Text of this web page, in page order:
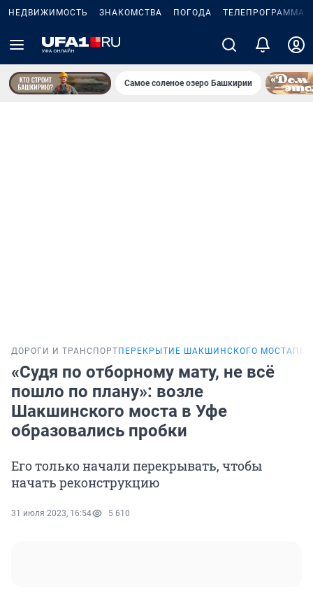
НЕДВИЖИМОСТЬ ЗНАКОМСТВА ПОГОДА ТЕЛЕПРОГРАММА
Самое соленое озеро Башкирии
ДОРОГИ И ТРАНСПОРТ ПЕРЕКРЫТИЕ ШАКШИНСКОГО МОСТА
«Судя по отборному мату, не всё
пошло по плану»: возле
Шакшинского моста в Уфе
образовались пробки
Его только начали перекрывать, чтобы
начать реконструкцию
31 июля 2023, 16:54 5 610